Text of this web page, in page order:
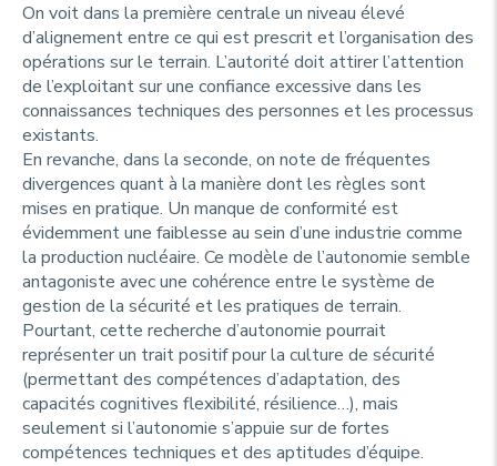
On voit dans la première centrale un niveau élevé
d’alignement entre ce qui est prescrit et l’organisation des
opérations sur le terrain. L’autorité doit attirer l’attention
de l’exploitant sur une confiance excessive dans les
connaissances techniques des personnes et les processus
existants.
En revanche, dans la seconde, on note de fréquentes
divergences quant à la manière dont les règles sont
mises en pratique. Un manque de conformité est
évidemment une faiblesse au sein d’une industrie comme
la production nucléaire. Ce modèle de l’autonomie semble
antagoniste avec une cohérence entre le système de
gestion de la sécurité et les pratiques de terrain.
Pourtant, cette recherche d’autonomie pourrait
représenter un trait positif pour la culture de sécurité
(permettant des compétences d’adaptation, des
capacités cognitives flexibilité, résilience…), mais
seulement si l’autonomie s’appuie sur de fortes
compétences techniques et des aptitudes d’équipe.